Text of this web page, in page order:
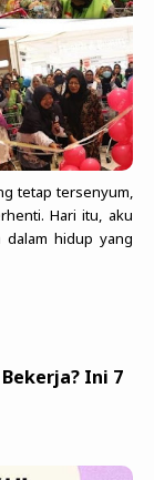
tetap tersenyum,
Hari itu, aku
dalam hidup yang
Ini 7